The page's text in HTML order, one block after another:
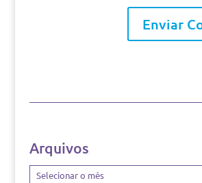
Arquivos
Arquivos